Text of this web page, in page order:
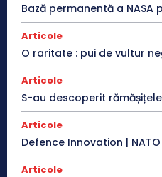
Bază permanentă a NASA
Articole
O raritate : pui de vultur
Articole
S-au descoperit
Articole
Defence Innovation |
Articole